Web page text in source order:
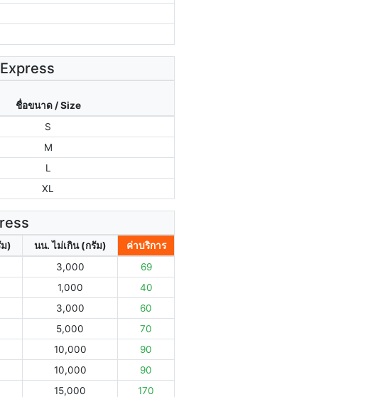
ชื่อขนาด / Size
S
M
L
XL
) นน. ไม่เกิน (กรัม)
ค่าบริการ
3,000
69
1,000
40
3,000
60
5,000
70
10,000
90
10,000
90
15,000
170